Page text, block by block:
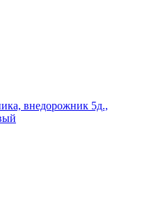
внедорожник 5д.,